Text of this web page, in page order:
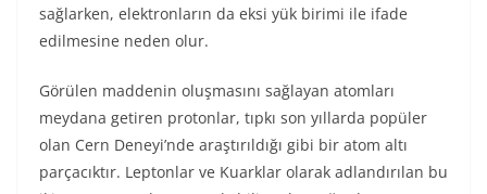
sağlarken, elektronların da eksi yük birimi ile ifade
edilmesine neden olur.
Görülen maddenin oluşmasını sağlayan atomları
meydana getiren protonlar, tıpkı son yıllarda popüler
olan Cern Deneyi’nde araştırıldığı gibi bir atom altı
parçacıktır. Leptonlar ve Kuarklar olarak adlandırılan bu